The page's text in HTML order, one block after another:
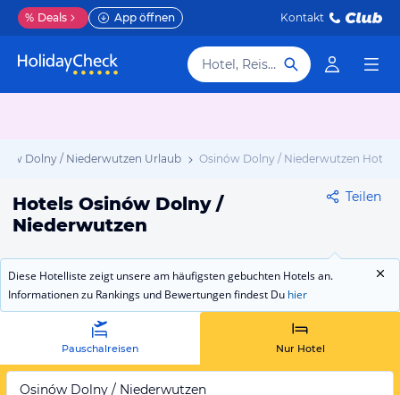
% Deals App öffnen Kontakt
Hotel, Reiseziel
Dolny / Niederwutzen Urlaub Osinów Dolny / Niederwutzen Hotels
Hotels Osinów Dolny /
Niederwutzen
Teilen
Diese Hotelliste zeigt unsere am häufigsten gebuchten Hotels an.
Informationen zu Rankings und Bewertungen findest Du hier
Pauschalreisen Nur Hotel
Osinów Dolny / Niederwutzen